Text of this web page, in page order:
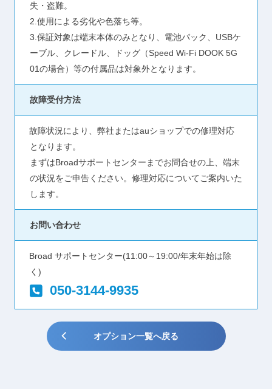
失・盗難。
2.使用による劣化や色落ち等。
3.保証対象は端末本体のみとなり、電池パック、USBケ
ーブル、クレードル、ドッグ（Speed Wi-Fi DOOK 5G
01の場合）等の付属品は対象外となります。
故障受付方法
故障状況により、弊社またはauショップでの修理対応
となります。
まずはBroadサポートセンターまでお問合せの上、端末
の状況をご申告ください。修理対応についてご案内いた
します。
お問い合わせ
Broad サポートセンター(11:00～19:00/年末年始は除
く)
050-3144-9935
オプション一覧へ戻る